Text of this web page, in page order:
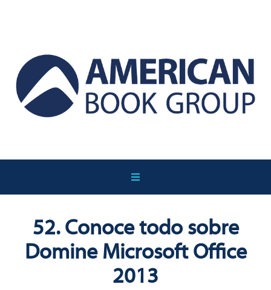
52. Conoce todo sobre
Domine Microsoft Office
2013